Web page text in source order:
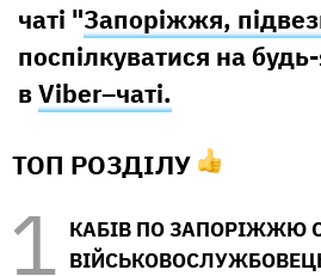
чаті "Запоріжжя,
поспілкуватися на
вViber–чаті.
ТОП РОЗДІЛУ
КАБІВ ПО ЗАПОРІЖЖЮ